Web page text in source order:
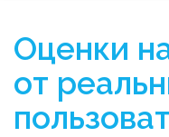
Оценки
от